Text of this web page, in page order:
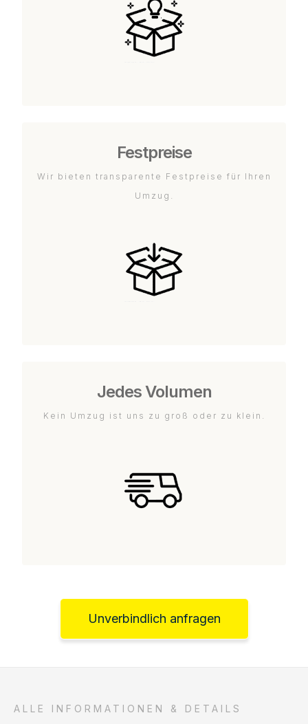
Festpreise
Wir bieten transparente Festpreise für Ihren
Umzug.
Jedes Volumen
Kein Umzug ist uns zu groß oder zu klein.
Unverbindlich anfragen
ALLE INFORMATIONEN & DETAILS